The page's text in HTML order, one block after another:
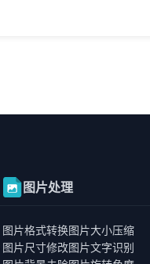
图片处理
图片格式转换图片大小压缩
图片尺寸修改图片文字识别